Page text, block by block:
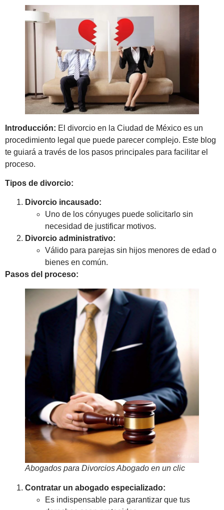
Introducción: El divorcio en la Ciudad de México es un
procedimiento legal que puede parecer complejo. Este blog
te guiará a través de los pasos principales para facilitar el
proceso.
Tipos de divorcio:
Divorcio incausado:
Uno de los cónyuges puede solicitarlo sin
necesidad de justificar motivos.
Divorcio administrativo:
Válido para parejas sin hijos menores de edad o
bienes en común.
Pasos del proceso:
Abogados para Divorcios Abogado en un clic
Contratar un abogado especializado:
Es indispensable para garantizar que tus